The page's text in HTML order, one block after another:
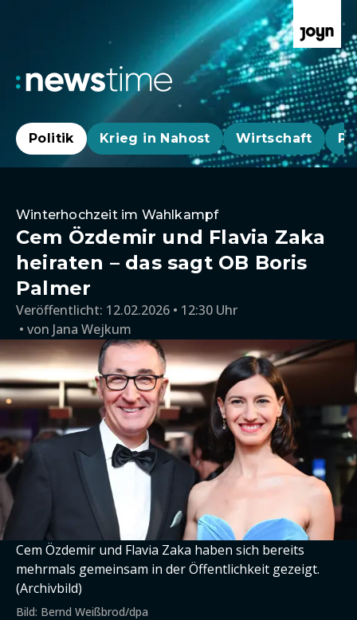
Politik Krieg in Nahost Wirtschaft
Winterhochzeit im Wahlkampf
Cem Özdemir und Flavia Zaka
heiraten – das sagt OB Boris
Palmer
Veröffentlicht: 12.02.2026 • 12:30 Uhr
von Jana Wejkum
Cem Özdemir und Flavia Zaka haben sich bereits
mehrmals gemeinsam in der Öffentlichkeit gezeigt.
(Archivbild)
Bild: Bernd Weißbrod/dpa